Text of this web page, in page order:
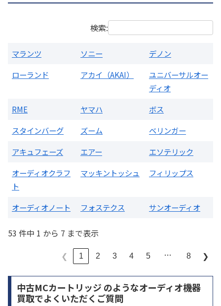
買取価格：お問合せください
検索:
マランツ ソニー
デノン
ローランド
アカイ（AKAI）
ユニバーサルオー
ディオ
RME
ヤマハ
ボス
スタインバーグ
ズーム
ベリンガー
アキュフェーズ
エアー
エソテリック
オーディオクラフ
ト
マッキントッシュ フィリップス
オーディオノート フォステクス サンオーディオ
53 件中 1 から 7 まで表示
❮ 1 2 3 4 5 … 8 ❯
中古MCカートリッジ のようなオーディオ機器
買取でよくいただくご質問